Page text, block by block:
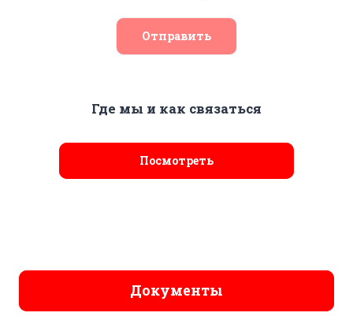
Отправить
Где мы и как связаться
Посмотреть
Документы